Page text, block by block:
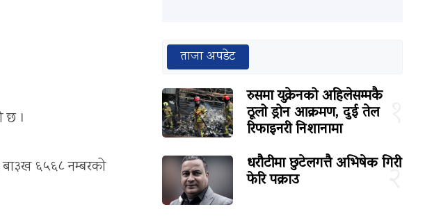
छ ।
बा३ख ६५६८ नम्बरको
ताजा अपडेट
रुसमा युक्रेनको अहिलेसम्मकै
ठूलो ड्रोन आक्रमण, दुई तेल
रिफाइनरी निशानामा
२
धरौटीमा छुटेलगत्तै अभिषेक गिरी
फेरि पक्राउ